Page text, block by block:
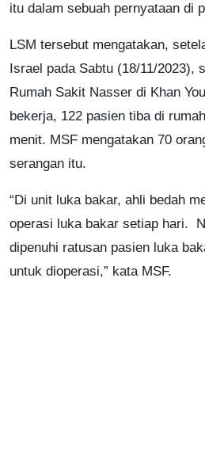
itu dalam sebuah pernyataan di
LSM tersebut mengatakan,
Israel pada Sabtu (18/11/2023),
Rumah Sakit Nasser di Khan
bekerja, 122 pasien tiba di
menit. MSF mengatakan 70
serangan itu.
“Di unit luka bakar, ahli bedah
operasi luka bakar setiap hari.
dipenuhi ratusan pasien luka
untuk dioperasi,” kata MSF.